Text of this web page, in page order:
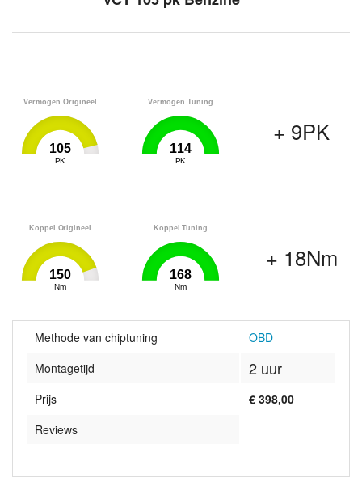
Vermogen Origineel
105
PK
Vermogen Tuning
114
PK
+ 9PK
Koppel Origineel
150
Nm
Koppel Tuning
168
Nm
+ 18Nm
Methode van chiptuning
OBD
Montagetijd
2 uur
Prijs
€ 398,00
Reviews